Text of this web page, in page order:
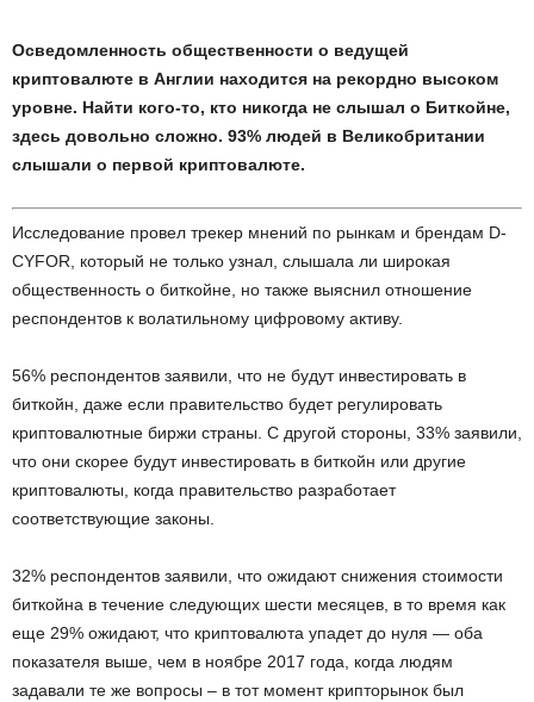
Осведомленность общественности о ведущей
криптовалюте в Англии находится на рекордно высоком
уровне. Найти кого-то, кто никогда не слышал о Биткойне,
здесь довольно сложно. 93% людей в Великобритании
слышали о первой криптовалюте.
Исследование провел трекер мнений по рынкам и брендам D-
CYFOR, который не только узнал, слышала ли широкая
общественность о биткойне, но также выяснил отношение
респондентов к волатильному цифровому активу.
56% респондентов заявили, что не будут инвестировать в
биткойн, даже если правительство будет регулировать
криптовалютные биржи страны. С другой стороны, 33% заявили,
что они скорее будут инвестировать в биткойн или другие
криптовалюты, когда правительство разработает
соответствующие законы.
32% респондентов заявили, что ожидают снижения стоимости
биткойна в течение следующих шести месяцев, в то время как
еще 29% ожидают, что криптовалюта упадет до нуля — оба
показателя выше, чем в ноябре 2017 года, когда людям
задавали те же вопросы – в тот момент крипторынок был